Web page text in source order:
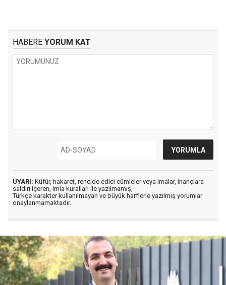
HABERE YORUM KAT
UYARI: Küfür, hakaret, rencide edici cümleler veya imalar, inançlara
saldırı içeren, imla kuralları ile yazılmamış,
Türkçe karakter kullanılmayan ve büyük harflerle yazılmış yorumlar
onaylanmamaktadır.